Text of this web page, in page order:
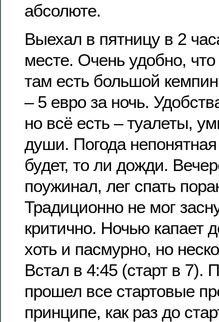
абсолюте.
Выехал в пятницу в 2
месте. Очень удобно,
там есть большой
– 5 евро за ночь.
но всё есть – туалеты,
души. Погода
будет, то ли дожди.
поужинал, лег спать
Традиционно не мог
критично. Ночью капает
хоть и пасмурно, но
Встал в 4:45 (старт в 7).
прошел все стартовые
принципе, как раз до